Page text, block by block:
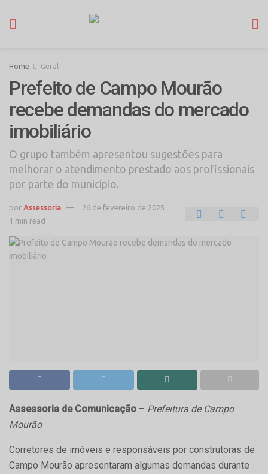
Home Geral
Prefeito de Campo Mourão
recebe demandas do mercado
imobiliário
O grupo também apresentou sugestões para
melhorar o atendimento prestado aos profissionais
por parte do município.
por Assessoria
26 de fevereiro de 2025
1 min read
Assessoria de Comunicação – Prefeitura de Campo
Mourão
Corretores de imóveis e responsáveis por construtoras de
Campo Mourão apresentaram algumas demandas durante